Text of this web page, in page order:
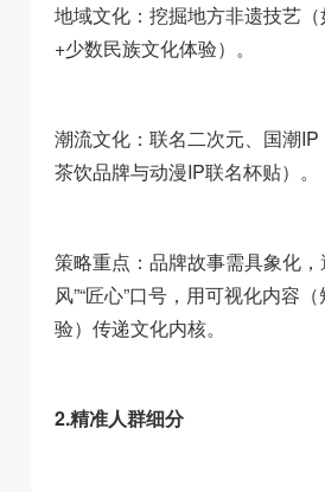
地域文化：挖掘地方非遗技艺
+少数民族文化体验）。
潮流文化：联名二次元、国潮
茶饮品牌与动漫IP联名杯贴）。
策略重点：品牌故事需具象化，
风”“匠心”口号，用可视化内容
验）传递文化内核。
2.精准人群细分